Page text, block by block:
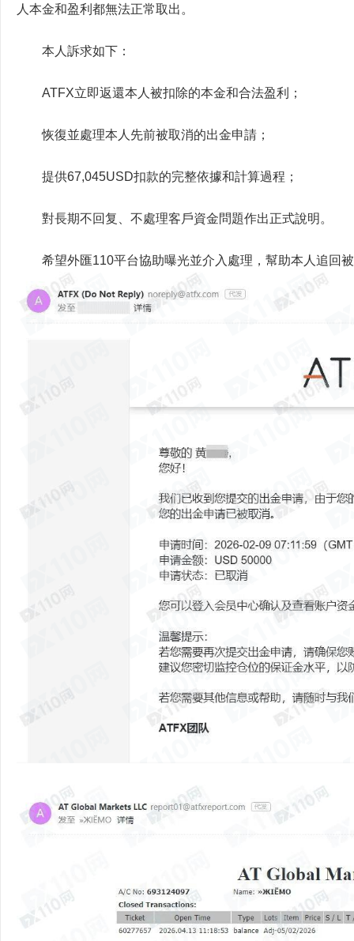
人本金和盈利都無法正常取出。
本人訴求如下：
ATFX立即返還本人被扣除的本金和合法盈利；
恢復並處理本人先前被取消的出金申請；
提供67,045USD扣款的完整依據和計算過程；
對長期不回复、不處理客戶資金問題作出正式說明。
希望外匯110平台協助曝光並介入處理，幫助本人追回